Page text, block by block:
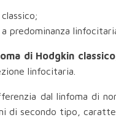
classico;
a predominanza
di Hodgkin classico
linfocitaria.
dal linfoma di
di secondo tipo,